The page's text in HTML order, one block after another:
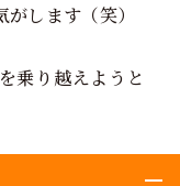
します（笑）
乗り越えようと